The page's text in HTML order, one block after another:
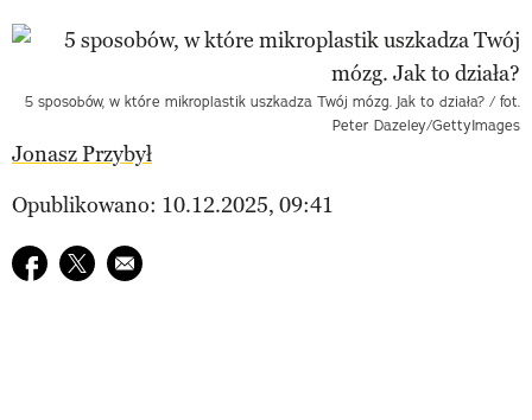
5 sposobów, w które mikroplastik uszkadza Twój mózg. Jak to działa? / fot.
Peter Dazeley/GettyImages
Jonasz Przybył
Opublikowano: 10.12.2025, 09:41
Udostępnij na facebook
Udostępnij na twitter
E-mail do przyjaciela